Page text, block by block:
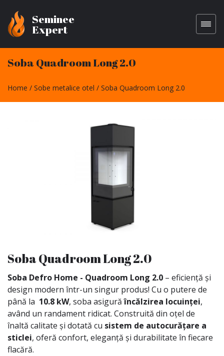
Seminee
Expert
Soba Quadroom Long 2.0
Home Sobe metalice otel Soba Quadroom Long 2.0
Soba Quadroom Long 2.0
Soba Defro Home - Quadroom Long 2.0 – eficiență și
design modern într-un singur produs! Cu o putere de
până la 10.8 kW, soba asigurăîncălzirea locuinței,
având un randament ridicat. Construită din oțel de
înaltă calitate și dotată cu sistem de autocurățare a
sticlei, oferă confort, eleganță și durabilitate în fiecare
flacără.